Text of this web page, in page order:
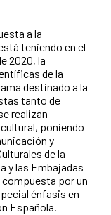
a la
teniendo en el
2020, la
de la
destinado a la
tanto de
realizan
poniendo
y
de la
y las Embajadas
compuesta por un
énfasis en
Española.